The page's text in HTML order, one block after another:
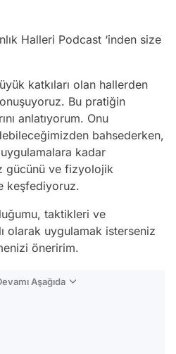
Halleri Podcast ‘inden size
katkıları olan hallerden
Bu pratiğin
anlatıyorum. Onu
bahsederken,
kadar
gücünü ve fizyolojik
keşfediyoruz.
taktikleri ve
olarak uygulamak isterseniz
öneririm.
Aşağıda